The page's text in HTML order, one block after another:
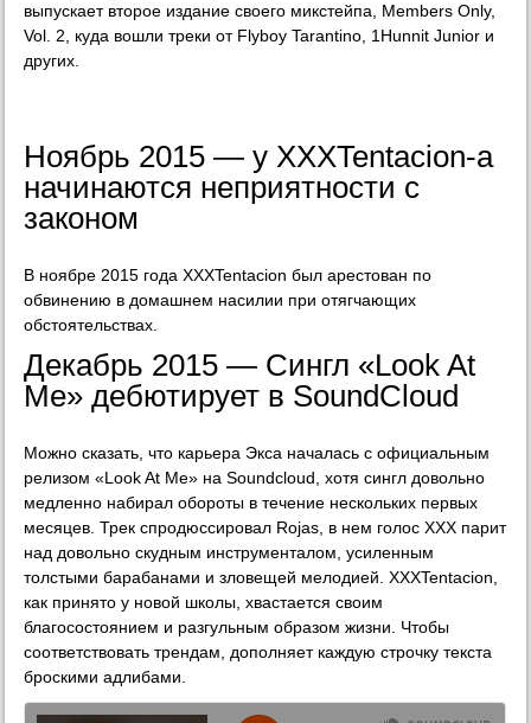
выпускает второе издание своего микстейпа, Members Only,
Vol. 2, куда вошли треки от Flyboy Tarantino, 1Hunnit Junior и
других.
Ноябрь 2015 — у XXXTentacion-а
начинаются неприятности с
законом
В ноябре 2015 года XXXTentacion был арестован по
обвинению в домашнем насилии при отягчающих
обстоятельствах.
Декабрь 2015 — Сингл «Look At
Me» дебютирует в SoundCloud
Можно сказать, что карьера Экса началась с официальным
релизом «Look At Me» на Soundcloud, хотя сингл довольно
медленно набирал обороты в течение нескольких первых
месяцев. Трек спродюссировал Rojas, в нем голос XXX парит
над довольно скудным инструменталом, усиленным
толстыми барабанами и зловещей мелодией. XXXTentacion,
как принято у новой школы, хвастается своим
благосостоянием и разгульным образом жизни. Чтобы
соответствовать трендам, дополняет каждую строчку текста
броскими адлибами.